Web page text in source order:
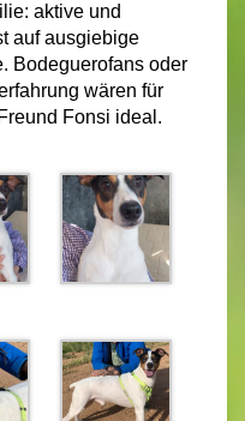
aktive und
auf ausgiebige
Bodeguerofans oder
wären für
Fonsi ideal.